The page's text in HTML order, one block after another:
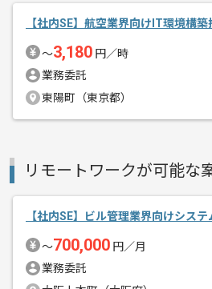
メント
レバテッ
【社内SE】航空業界向けIT環境構
〜3,180 円／時
業務委託
東陽町（東京都）
リモートワークが可能な
【社内SE】ビル管理業界向けシス
〜700,000 円／月
業務委託